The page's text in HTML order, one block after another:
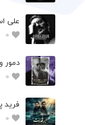
علی
0
دمور
0
فرید
0